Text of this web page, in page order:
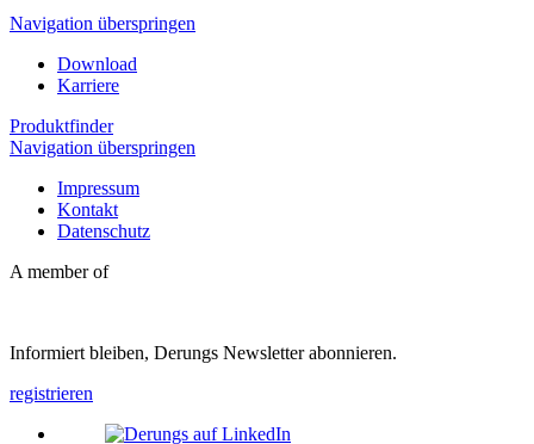
Navigation überspringen
Download
Karriere
Produktfinder
Navigation überspringen
Impressum
Kontakt
Datenschutz
A member of
Informiert bleiben, Derungs Newsletter abonnieren.
registrieren